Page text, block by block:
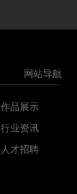
网站导航
作品展示
行业资讯
人才招聘